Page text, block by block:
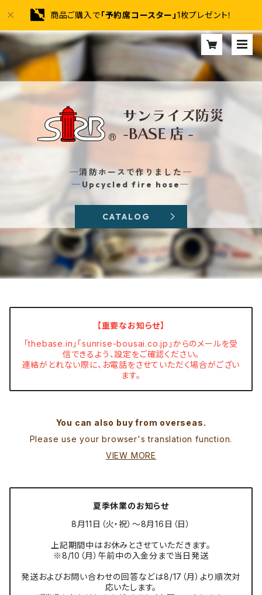
商品ご購入で「予約席コースター」1枚プレゼント！
─消防ホースで作りました─
─Upcycled fire hose─
CATALOG
【重要なお知らせ】
「thebase.in」「sunrise-bousai.co.jp」からのメールを受
信できるよう、設定をご確認ください。
連絡がとれない際に、お電話をさせていただく場合がござい
ます。
You can also buy from overseas.
Please use your browser's translation function.
VIEW MORE
夏季休業のお知らせ
8月11日（火・祝）～8月16日（日）
上記期間中はお休みとさせていただきます。
※8/10（月）午前中の入金分まで当日発送
発送およびお問い合わせの回答などは8/17（月）より順次対
応いたします。